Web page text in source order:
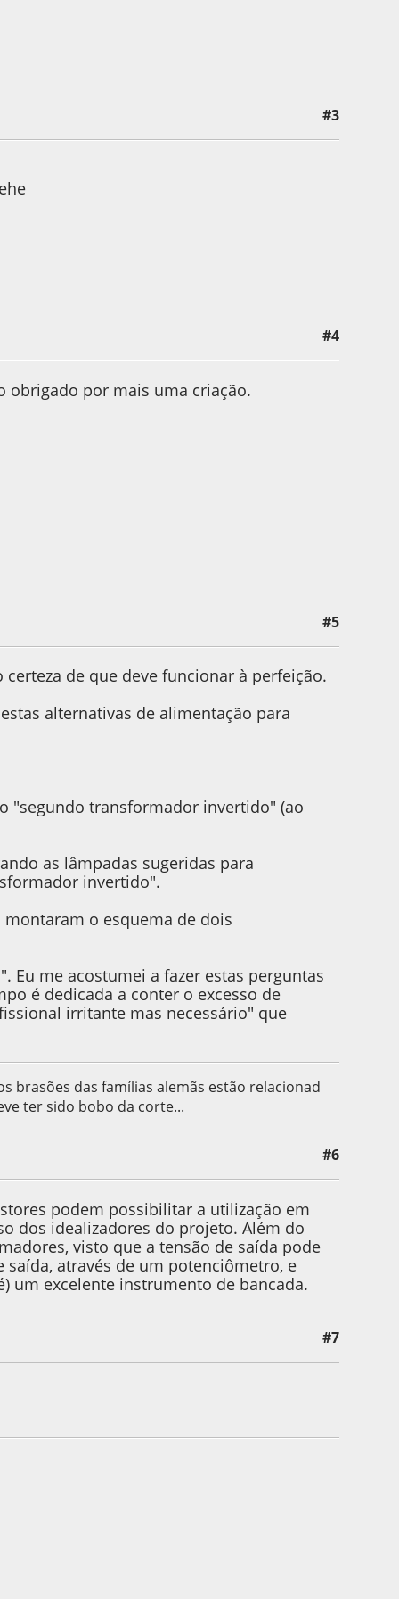
#3
#4
por mais uma criação.
#5
de que deve funcionar à perfeição.
alternativas de alimentação para
"segundo transformador invertido" (ao
as lâmpadas sugeridas para
invertido".
o esquema de dois
Eu me acostumei a fazer estas perguntas
é dedicada a conter o excesso de
irritante mas necessário" que
brasões das famílias alemãs estão relacionad
ter sido bobo da corte...
#6
podem possibilitar a utilização em
dos idealizadores do projeto. Além do
visto que a tensão de saída pode
através de um potenciômetro, e
um excelente instrumento de bancada.
#7